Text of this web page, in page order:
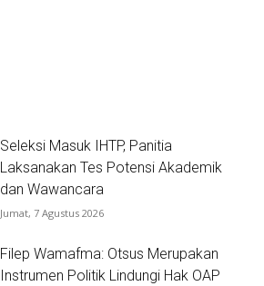
Seleksi Masuk IHTP, Panitia
Laksanakan Tes Potensi Akademik
dan Wawancara
Jumat, 7 Agustus 2026
Filep Wamafma: Otsus Merupakan
Instrumen Politik Lindungi Hak OAP